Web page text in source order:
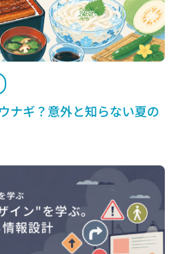
ナギ？意外と知らない夏の